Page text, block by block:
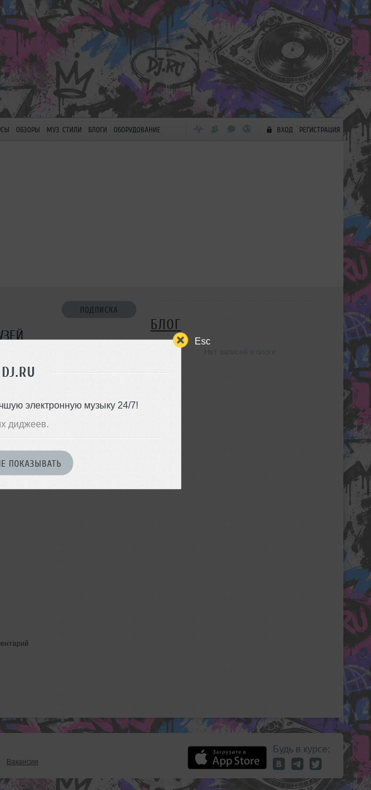
Esc
электронную музыку 24/7!
диджеев.
ПОКАЗЫВАТЬ
ОБЗОРЫ МУЗ. СТИЛИ БЛОГИ ОБОРУДОВАНИЕ ВХОД РЕГИСТРАЦИЯ
ПОДПИСКА
БЛОГ
Вакансии
Будь в курсе: